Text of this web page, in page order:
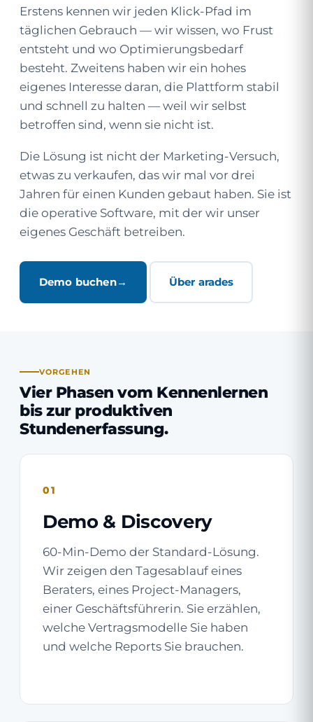
Erstens kennen wir jeden Klick-Pfad im
täglichen Gebrauch — wir wissen, wo Frust
entsteht und wo Optimierungs­bedarf
besteht. Zweitens haben wir ein hohes
eigenes Interesse daran, die Plattform stabil
und schnell zu halten — weil wir selbst
betroffen sind, wenn sie nicht ist.
Die Lösung ist nicht der Marketing-Versuch,
etwas zu verkaufen, das wir mal vor drei
Jahren für einen Kunden gebaut haben. Sie ist
die operative Software, mit der wir unser
eigenes Geschäft betreiben.
Demo buchen Über arades
VORGEHEN
Vier Phasen vom Kennenlernen
bis zur produktiven
Stundenerfassung.
01
Demo & Discovery
60-Min-Demo der Standard-Lösung.
Wir zeigen den Tagesablauf eines
Beraters, eines Project-Managers,
einer Geschäftsführerin. Sie erzählen,
welche Vertragsmodelle Sie haben
und welche Reports Sie brauchen.